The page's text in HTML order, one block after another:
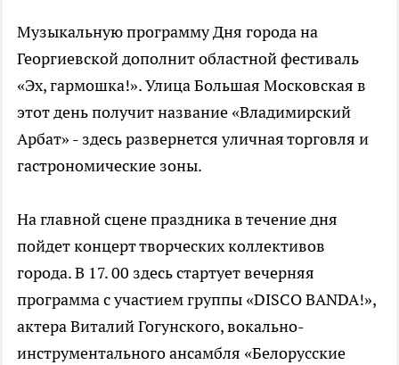
Музыкальную программу Дня города на
Георгиевской дополнит областной фестиваль
«Эх, гармошка!». Улица Большая Московская в
этот день получит название «Владимирский
Арбат» - здесь развернется уличная торговля и
гастрономические зоны.
На главной сцене праздника в течение дня
пойдет концерт творческих коллективов
города. В 17. 00 здесь стартует вечерняя
программа с участием группы «DISCO BANDA!»,
актера Виталий Гогунского, вокально-
инструментального ансамбля «Белорусские